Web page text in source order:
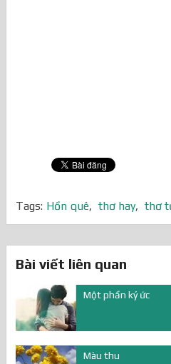
Tags: Hồn quê, thơ hay, thơ
Bài viết liên quan
Một phần ký ức
Màu thu